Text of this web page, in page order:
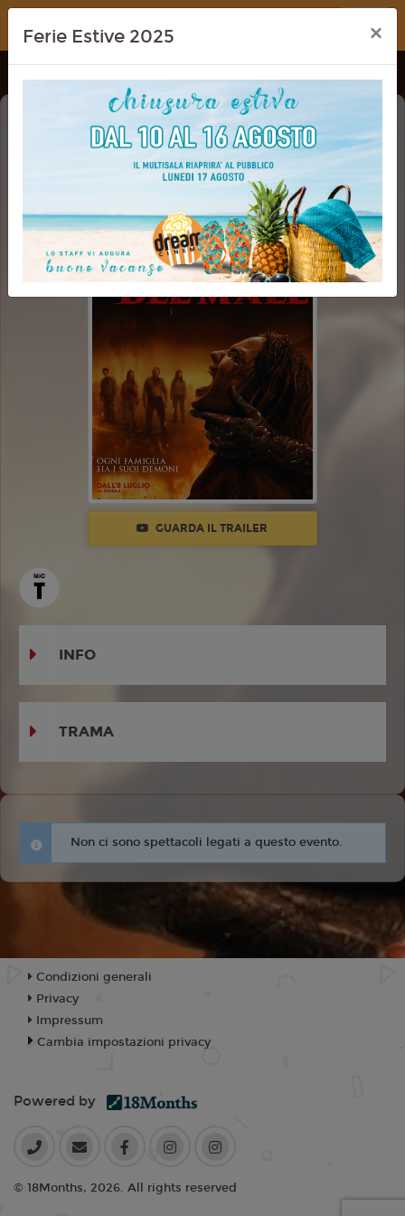
Dream Cinema
LA CASA: IL ROGO DEL MALE (EVIL
DEAD BURN)
VM 14
GUARDA IL TRAILER
INFO
TRAMA
Non ci sono spettacoli legati a questo evento.
Ferie Estive 2025 ×
Condizioni generali
Privacy
Impressum
Cambia impostazioni privacy
Powered by
© 18Months, 2026. All rights reserved